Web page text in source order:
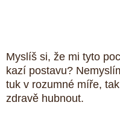
Myslíš si, že mi tyto
kazí postavu?
tuk v rozumné míře,
zdravě hubnout.